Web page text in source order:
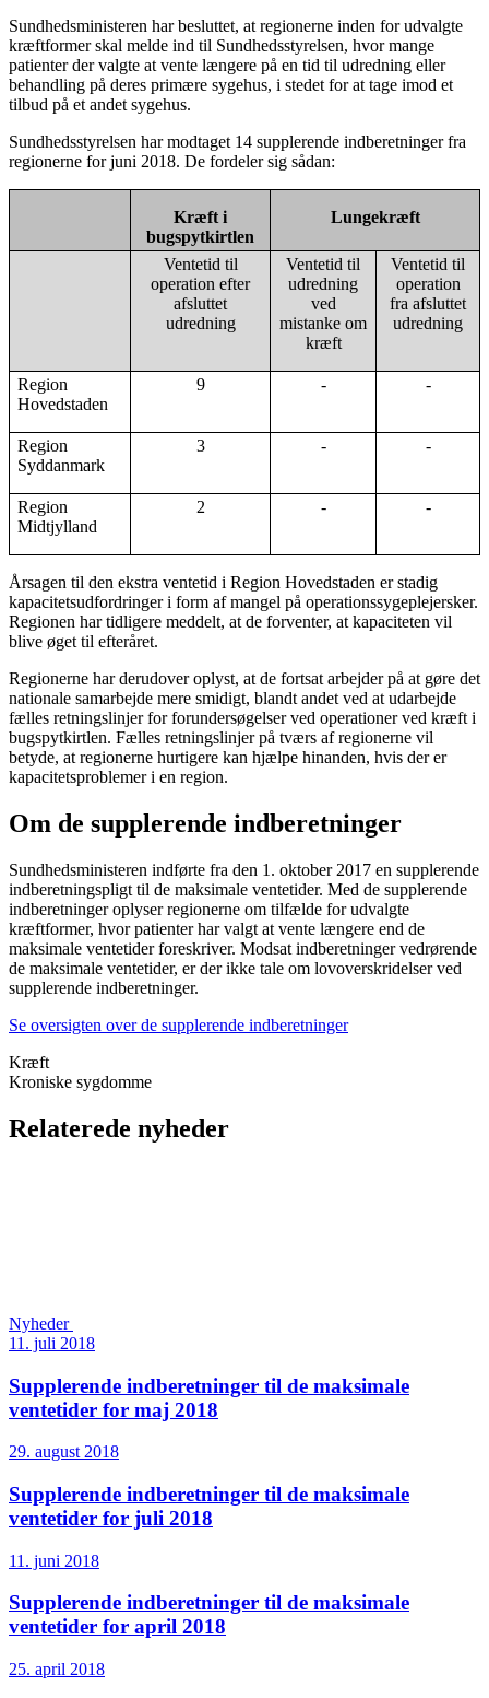
Sundhedsministeren har besluttet, at regionerne inden for udvalgte
kræftformer skal melde ind til Sundhedsstyrelsen, hvor mange
patienter der valgte at vente længere på en tid til udredning eller
behandling på deres primære sygehus, i stedet for at tage imod et
tilbud på et andet sygehus.
Sundhedsstyrelsen har modtaget 14 supplerende indberetninger fra
regionerne for juni 2018. De fordeler sig sådan:
Kræft i
bugspytkirtlen
Lungekræft
Ventetid til
operation efter
afsluttet
udredning
Ventetid til
udredning
ved
mistanke om
kræft
Ventetid til
operation
fra afsluttet
udredning
Region
Hovedstaden
9 - -
Region
Syddanmark
3 - -
Region
Midtjylland
2 - -
Årsagen til den ekstra ventetid i Region Hovedstaden er stadig
kapacitetsudfordringer i form af mangel på operationssygeplejersker.
Regionen har tidligere meddelt, at de forventer, at kapaciteten vil
blive øget til efteråret.
Regionerne har derudover oplyst, at de fortsat arbejder på at gøre det
nationale samarbejde mere smidigt, blandt andet ved at udarbejde
fælles retningslinjer for forundersøgelser ved operationer ved kræft i
bugspytkirtlen. Fælles retningslinjer på tværs af regionerne vil
betyde, at regionerne hurtigere kan hjælpe hinanden, hvis der er
kapacitetsproblemer i en region.
Om de supplerende indberetninger
Sundhedsministeren indførte fra den 1. oktober 2017 en supplerende
indberetningspligt til de maksimale ventetider. Med de supplerende
indberetninger oplyser regionerne om tilfælde for udvalgte
kræftformer, hvor patienter har valgt at vente længere end de
maksimale ventetider foreskriver. Modsat indberetninger vedrørende
de maksimale ventetider, er der ikke tale om lovoverskridelser ved
supplerende indberetninger.
Se oversigten over de supplerende indberetninger
Kræft
Kroniske sygdomme
Relaterede nyheder
Nyheder
11. juli 2018
Supplerende indberetninger til de maksimale
ventetider for maj 2018
29. august 2018
Supplerende indberetninger til de maksimale
ventetider for juli 2018
11. juni 2018
Supplerende indberetninger til de maksimale
ventetider for april 2018
25. april 2018